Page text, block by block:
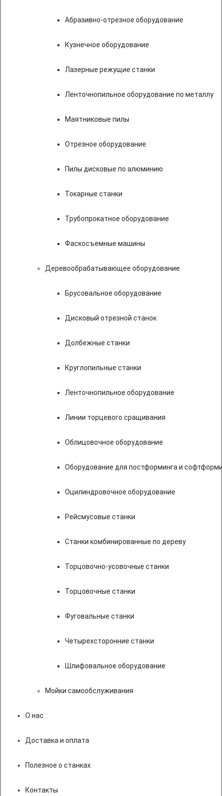
Абразивно-отрезное оборудование
Кузнечное оборудование
Лазерные режущие станки
Ленточнопильное оборудование по металлу
Маятниковые пилы
Отрезное оборудование
Пилы дисковые по алюминию
Токарные станки
Трубопрокатное оборудование
Фаскосъемные машины
Деревообрабатывающее оборудование
Брусовальное оборудование
Дисковый отрезной станок
Долбежные станки
Круглопильные станки
Ленточнопильное оборудование
Линии торцевого сращивания
Облицовочное оборудование
Оборудование для постформинга и
Оцилиндровочное оборудование
Рейсмусовые станки
Станки комбинированные по дереву
Торцовочно-усовочные станки
Торцовочные станки
Фуговальные станки
Четырехсторонние станки
Шлифовальное оборудование
Мойки самообслуживания
О нас
Доставка и оплата
Полезное о станках
Контакты